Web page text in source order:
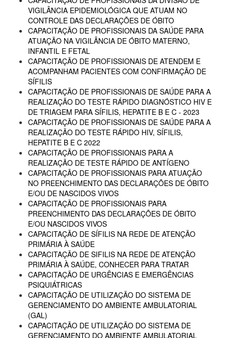
VIGILÂNCIA EPIDEMIOLÓGICA QUE ATUAM NO
CONTROLE DAS DECLARAÇÕES DE ÓBITO
CAPACITAÇÃO DE PROFISSIONAIS DA SAÚDE PARA
ATUAÇÃO NA VIGILÂNCIA DE ÓBITO MATERNO,
INFANTIL E FETAL
CAPACITAÇÃO DE PROFISSIONAIS DE ATENDEM E
ACOMPANHAM PACIENTES COM CONFIRMAÇÃO DE
SÍFILIS
CAPACITAÇÃO DE PROFISSIONAIS DE SAÚDE PARA A
REALIZAÇÃO DO TESTE RÁPIDO DIAGNÓSTICO HIV E
DE TRIAGEM PARA SÍFILIS, HEPATITE B E C - 2023
CAPACITAÇÃO DE PROFISSIONAIS DE SAÚDE PARA A
REALIZAÇÃO DO TESTE RÁPIDO HIV, SÍFILIS,
HEPATITE B E C 2022
CAPACITAÇÃO DE PROFISSIONAIS PARA A
REALIZAÇÃO DE TESTE RÁPIDO DE ANTÍGENO
CAPACITAÇÃO DE PROFISSIONAIS PARA ATUAÇÃO
NO PREENCHIMENTO DAS DECLARAÇÕES DE ÓBITO
E/OU DE NASCIDOS VIVOS
CAPACITAÇÃO DE PROFISSIONAIS PARA
PREENCHIMENTO DAS DECLARAÇÕES DE ÓBITO
E/OU NASCIDOS VIVOS
CAPACITAÇÃO DE SÍFILIS NA REDE DE ATENÇÃO
PRIMÁRIA À SAÚDE
CAPACITAÇÃO DE SIFILIS NA REDE DE ATENÇÃO
PRIMÁRIA À SAÚDE, CONHECER PARA TRATAR
CAPACITAÇÃO DE URGÊNCIAS E EMERGÊNCIAS
PSIQUIÁTRICAS
CAPACITAÇÃO DE UTILIZAÇÃO DO SISTEMA DE
GERENCIAMENTO DO AMBIENTE AMBULATORIAL
(GAL)
CAPACITAÇÃO DE UTILIZAÇÃO DO SISTEMA DE
GERENCIAMENTO DO AMBIENTE AMBULATORIAL